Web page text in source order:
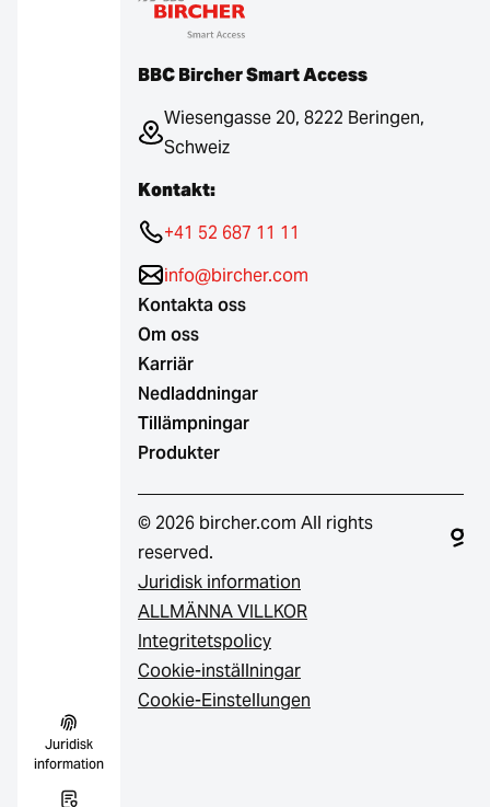
Juridisk
information
BBC Bircher Smart Access
Wiesengasse 20, 8222 Beringen,
Schweiz
Kontakt:
+41 52 687 11 11
info@bircher.com
Kontakta oss
Om oss
Karriär
Nedladdningar
Tillämpningar
Produkter
© 2026 bircher.com All rights
reserved.
Juridisk information
ALLMÄNNA VILLKOR
Integritetspolicy
Cookie-inställningar
Cookie-Einstellungen